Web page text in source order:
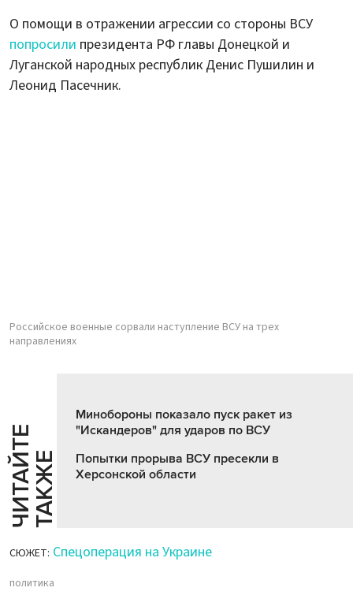
О помощи в отражении агрессии со стороны ВСУ
попросили президента РФ главы Донецкой и
Луганской народных республик Денис Пушилин и
Леонид Пасечник.
Российское военные сорвали наступление ВСУ на трех
направлениях
Ч
И
Т
АЙ
Т
Е
Т
А
К
ЖЕ
Минобороны показало пуск ракет из
"Искандеров" для ударов по ВСУ
Попытки прорыва ВСУ пресекли в
Херсонской области
СЮЖЕТ: Спецоперация на Украине
политика